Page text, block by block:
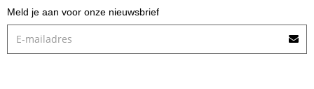
Meld je aan voor onze nieuwsbrief